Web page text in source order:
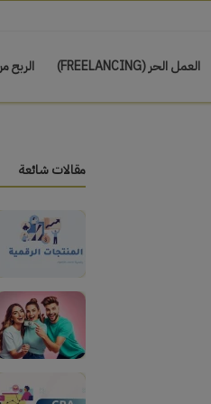
العمل الحر (FREELANCING) الربح
مقالات شائعة